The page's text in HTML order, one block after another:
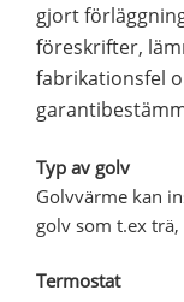
gjort
föreskrifter,
fabrikationsfel
Typ av golv
Golvvärme kan
golv som t.ex
Termostat